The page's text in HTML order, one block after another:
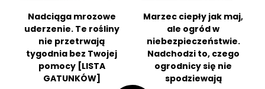
Nadciąga mrozowe
uderzenie. Te rośliny
nie przetrwają
tygodnia bez Twojej
pomocy [LISTA
GATUNKÓW]
Marzec ciepły jak maj,
ale ogród w
niebezpieczeństwie.
Nadchodzi to, czego
ogrodnicy się nie
spodziewają